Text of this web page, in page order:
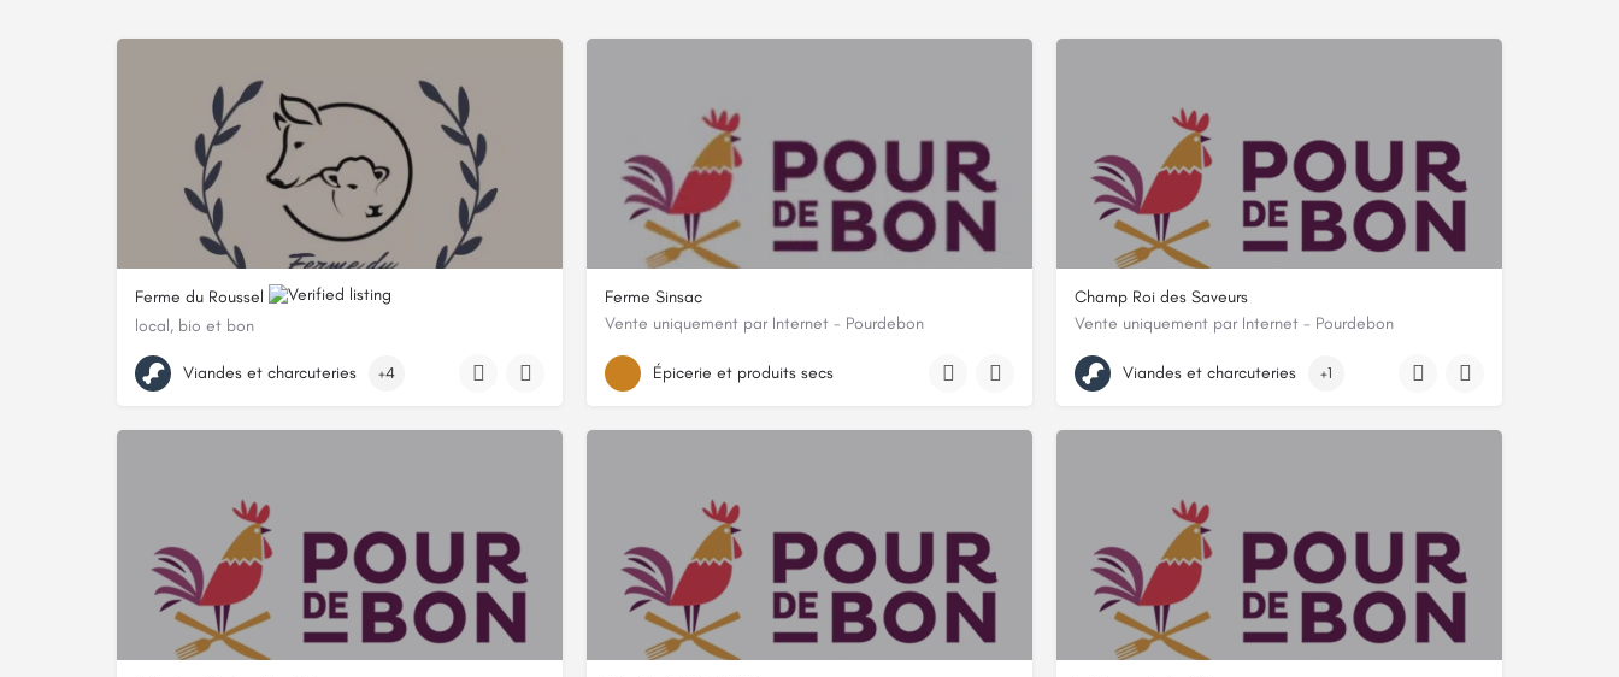
Ferme du Roussel
local, bio et bon
0673199555
233 Chemin Du Roussel, 24440 Rampieux, France
Viandes et charcuteries +4
Ferme Sinsac
Vente uniquement par Internet - Pourdebon
lieu dit le bas sinsac, 24800, Nanthiat, Dordogne
Épicerie et produits secs
Champ Roi des Saveurs
Vente uniquement par Internet - Pourdebon
7-9 Champroy, 23400, Saint-Dizier-Masbaraud, Creuse
Viandes et charcuteries +1